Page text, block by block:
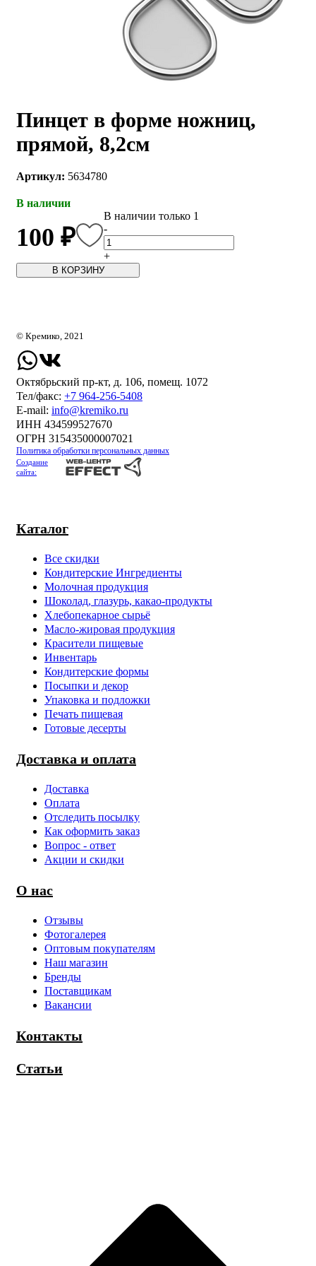
Пинцет в форме ножниц,
прямой, 8,2см
Артикул: 5634780
В наличии
100 ₽
В наличии только 1
-
+
В КОРЗИНУ
Каталог
Все скидки
Кондитерские Ингредиенты
Молочная продукция
Шоколад, глазурь, какао-продукты
Хлебопекарное сырьё
Масло-жировая продукция
Красители пищевые
Инвентарь
Кондитерские формы
Посыпки и декор
Упаковка и подложки
Печать пищевая
Готовые десерты
Доставка и оплата
Доставка
Оплата
Отследить посылку
Как оформить заказ
Вопрос - ответ
Акции и скидки
О нас
Отзывы
Фотогалерея
Оптовым покупателям
Наш магазин
Бренды
Поставщикам
Вакансии
Контакты
Статьи
© Кремико, 2021
Октябрьский пр-кт, д. 106, помещ. 1072
Тел/факс: +7 964-256-5408
Е-mail: info@kremiko.ru
ИНН 434599527670
ОГРН 315435000007021
Политика обработки персональных данных
Создание
сайта: